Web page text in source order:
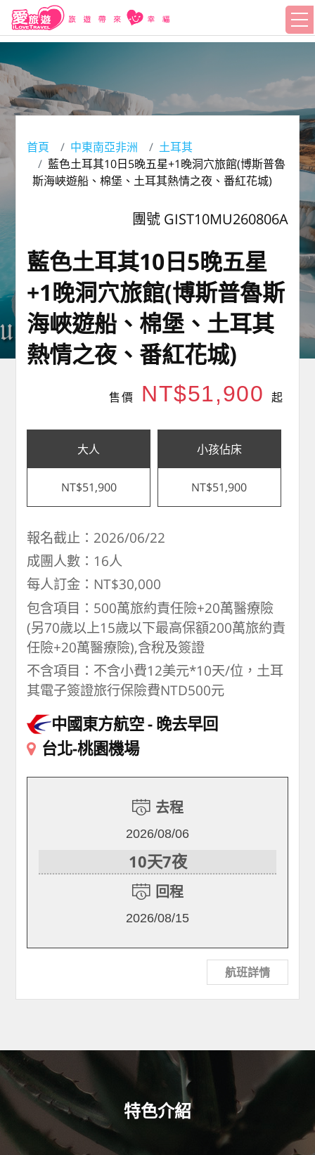
首頁 中東南亞非洲
土耳其
藍色土耳其10日5晚五星+1晚洞穴旅館(博斯普魯
斯海峽遊船、棉堡、土耳其熱情之夜、番紅花城)
團號 GIST10MU260806A
藍色土耳其10日5晚五星
+1晚洞穴旅館(博斯普魯斯
海峽遊船、棉堡、土耳其
熱情之夜、番紅花城)
售價 NT$51,900 起
大人
NT$51,900
小孩佔床
NT$51,900
報名截止：2026/06/22
成團人數：16人
每人訂金：NT$30,000
包含項目：500萬旅約責任險+20萬醫療險
(另70歲以上15歲以下最高保額200萬旅約責
任險+20萬醫療險),含稅及簽證
不含項目：不含小費12美元*10天/位，土耳
其電子簽證旅行保險費NTD500元
中國東方航空 晚去早回
台北-桃園機場
去程
2026/08/06
10天7夜
回程
2026/08/15
航班詳情
特色介紹